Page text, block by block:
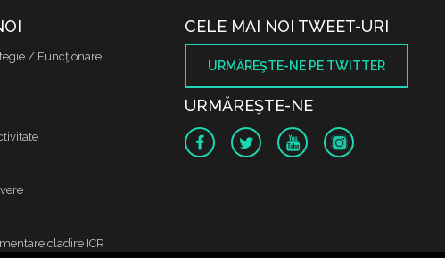
/ Funcţionare
cladire ICR
CELE MAI NOI TWEET-URI
URMĂREŞTE-NE PE TWITTER
URMĂREŞTE-NE